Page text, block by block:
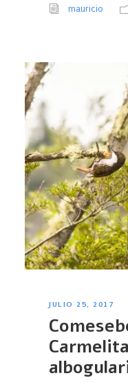
mauricio
JULIO 25, 2017